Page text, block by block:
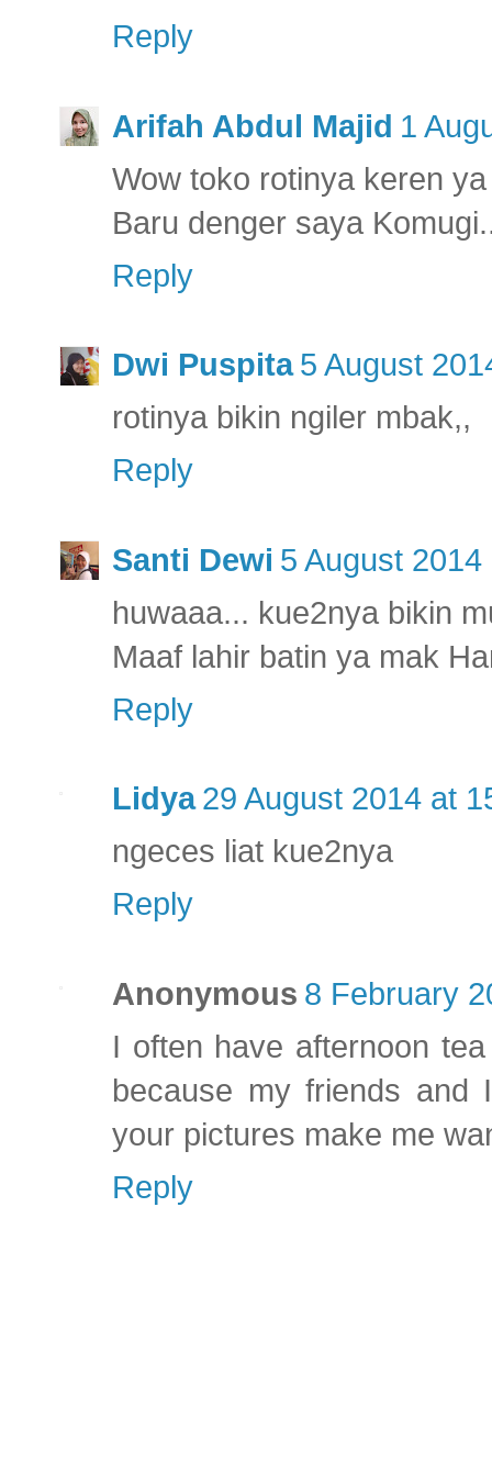
Reply
Arifah Abdul Majid 1
Wow toko rotinya keren
Baru denger saya
Reply
Dwi Puspita 5 August
rotinya bikin ngiler mbak,,
Reply
Santi Dewi 5 August
huwaaa... kue2nya bikin
Maaf lahir batin ya mak
Reply
Lidya 29 August 2014 at
ngeces liat kue2nya
Reply
Anonymous 8 February
I often have afternoon
because my friends and
your pictures make me
Reply